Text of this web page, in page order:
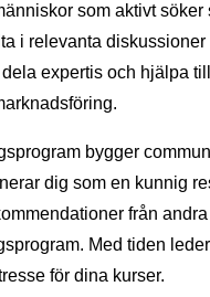
som aktivt söker
i relevanta diskussioner
expertis och hjälpa
bygger
dig som en kunnig
från
Med tiden
för dina kurser.